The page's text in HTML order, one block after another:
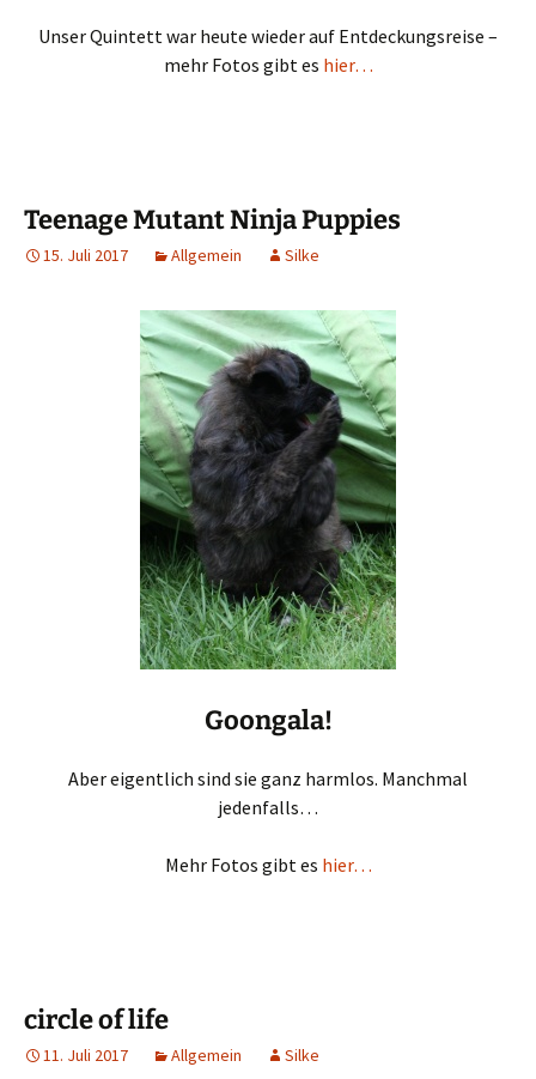
Unser Quintett war heute wieder auf Entdeckungsreise –
mehr Fotos gibt es hier…
Teenage Mutant Ninja Puppies
15. Juli 2017 Allgemein Silke
Goongala!
Aber eigentlich sind sie ganz harmlos. Manchmal
jedenfalls…
Mehr Fotos gibt es hier…
circle of life
11. Juli 2017 Allgemein Silke